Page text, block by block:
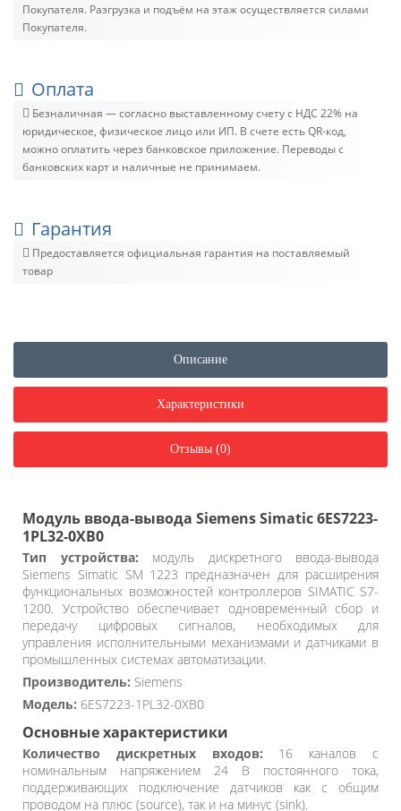
Покупателя. Разгрузка и подъём на этаж осуществляется силами
Покупателя.
Оплата
Безналичная — согласно выставленному счету c НДС 22% на
юридическое, физическое лицо или ИП. В счете есть QR-код,
можно оплатить через банковское приложение. Переводы с
банковских карт и наличные не принимаем.
Гарантия
Предоставляется официальная гарантия на поставляемый
товар
Описание
Характеристики
Отзывы (0)
Модуль ввода-вывода Siemens Simatic 6ES7223-
1PL32-0XB0
Тип устройства: модуль дискретного ввода-вывода
Siemens Simatic SM 1223 предназначен для расширения
функциональных возможностей контроллеров SIMATIC S7-
1200. Устройство обеспечивает одновременный сбор и
передачу цифровых сигналов, необходимых для
управления исполнительными механизмами и датчиками в
промышленных системах автоматизации.
Производитель: Siemens
Модель: 6ES7223-1PL32-0XB0
Основные характеристики
Количество дискретных входов: 16 каналов с
номинальным напряжением 24 В постоянного тока,
поддерживающих подключение датчиков как с общим
проводом на плюс (source), так и на минус (sink).